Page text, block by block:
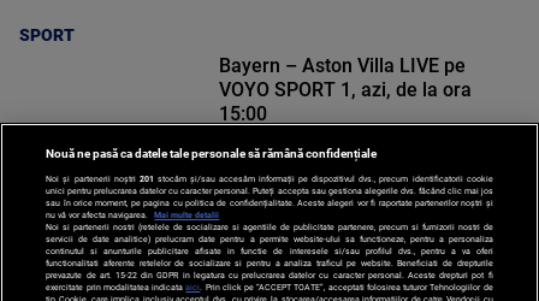
SPORT
SPORT
Bayern – Aston Villa LIVE pe
VOYO SPORT 1, azi, de la ora
15:00
Nouă ne pasă ca datele tale personale să rămână confidențiale
Noi și partenerii noștri 201 stocăm și/sau accesăm informații pe dispozitivul dvs., precum identificatorii cookie
unici pentru prelucrarea datelor cu caracter personal. Puteți accepta sau gestiona alegerile dvs. făcând clic mai jos
sau în orice moment, pe pagina cu politica de confidențialitate. Aceste alegeri vor fi raportate partenerilor noștri și
nu vă vor afecta navigarea.
Mai multe detalii
Noi si partenerii nostri (retelele de socializare si agentiile de publicitate partenere, precum si furnizorii nostri de
servicii de date analitice) prelucram date pentru a permite website-ului sa functioneze, pentru a personaliza
continutul si anunturile publicitare afisate in functie de interesele si/sau profilul dvs., pentru a va oferi
functionalitati aferente retelelor de socializare si pentru a analiza traficul pe website. Beneficiati de drepturile
prevazute de art. 15-22 din GDPR in legatura cu prelucrarea datelor cu caracter personal. Aceste drepturi pot fi
exercitate prin modalitatea indicataaici . Prin click pe “ACCEPT TOATE”, acceptati folosirea tuturor Tehnologiilor de
tip Cookie, care implica inclusiv acceptul dvs. cu privire la stocarea/accesarea informatiilor de catre Vendor-ii cu